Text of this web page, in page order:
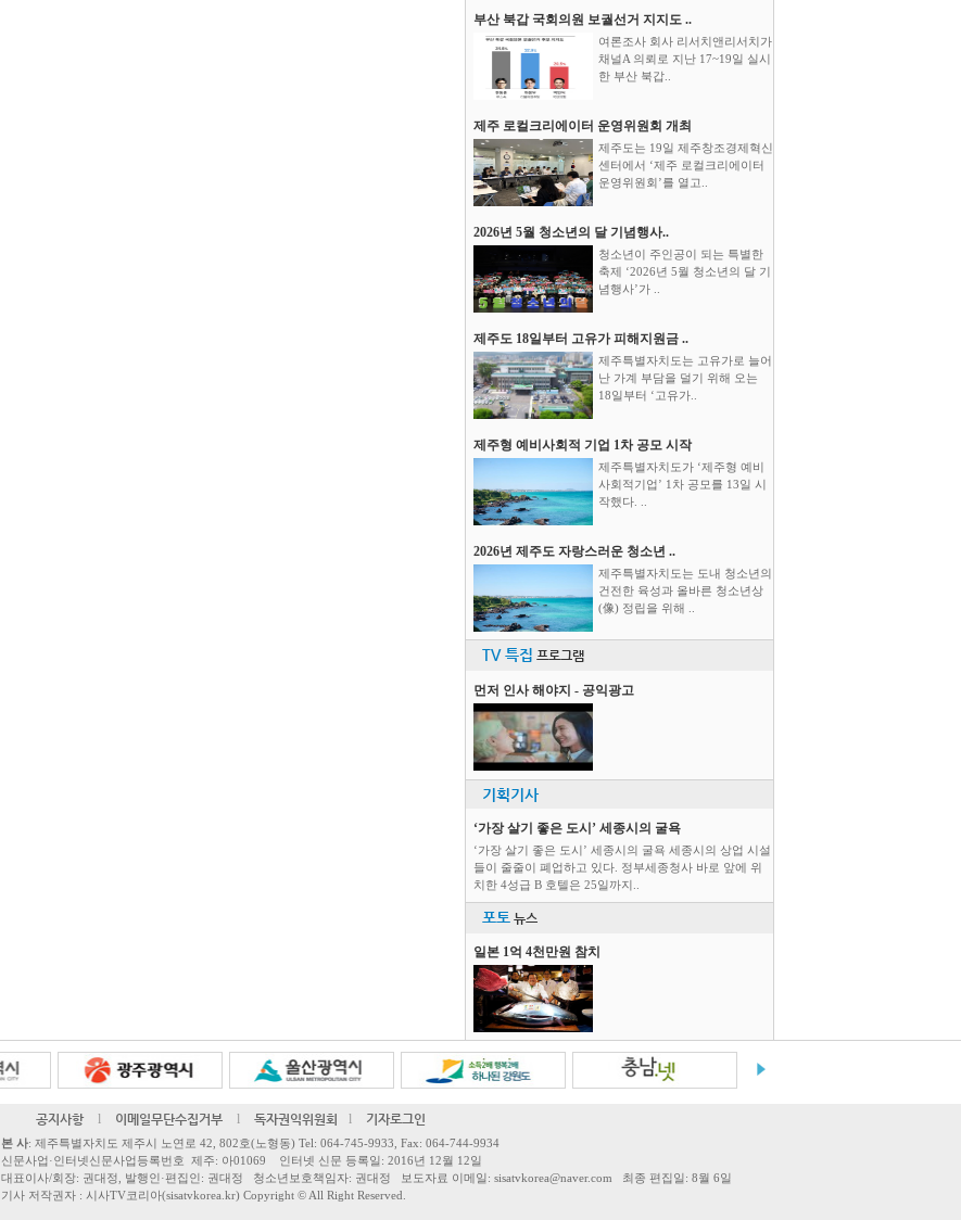
부산 북갑 국회의원 보궐선거 지지도 ..
여론조사 회사 리서치앤리서치가
채널A 의뢰로 지난 17~19일 실시
한 부산 북갑..
제주 로컬크리에이터 운영위원회 개최
제주도는 19일 제주창조경제혁신
센터에서 ‘제주 로컬크리에이터
운영위원회’를 열고..
2026년 5월 청소년의 달 기념행사..
청소년이 주인공이 되는 특별한
축제 ‘2026년 5월 청소년의 달 기
념행사’가 ..
제주도 18일부터 고유가 피해지원금 ..
제주특별자치도는 고유가로 늘어
난 가계 부담을 덜기 위해 오는
18일부터 ‘고유가..
제주형 예비사회적 기업 1차 공모 시작
제주특별자치도가 ‘제주형 예비
사회적기업’ 1차 공모를 13일 시
작했다. ..
2026년 제주도 자랑스러운 청소년 ..
제주특별자치도는 도내 청소년의
건전한 육성과 올바른 청소년상
(像) 정립을 위해 ..
TV 특집 프로그램
먼저 인사 해야지 - 공익광고
기획기사
‘가장 살기 좋은 도시’ 세종시의 굴욕
‘가장 살기 좋은 도시’ 세종시의 굴욕 세종시의 상업 시설
들이 줄줄이 폐업하고 있다. 정부세종청사 바로 앞에 위
치한 4성급 B 호텔은 25일까지..
포토 뉴스
일본 1억 4천만원 참치
공지사항 l 이메일무단수집거부 l 독자권익위원회 l 기자로그인
본 사: 제주특별자치도 제주시 노연로 42, 802호(노형동) Tel: 064-745-9933, Fax: 064-744-9934
신문사업·인터넷신문사업등록번호 제주: 아01069 인터넷 신문 등록일: 2016년 12월 12일
대표이사/회장: 권대정, 발행인·편집인: 권대정 청소년보호책임자: 권대정 보도자료 이메일: sisatvkorea@naver.com 최종 편집일: 8월 6일
기사 저작권자 : 시사TV코리아(sisatvkorea.kr) Copyright © All Right Reserved.